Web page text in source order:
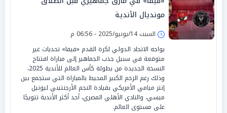
مونديال الأندية
السبت 14/يونيو/2025 - 06:56 م
يواجه الاتحاد الدولي لكرة القدم «فيفا» تحديات غير
متوقعة في سبيل جذب الجماهير إلى مباراة افتتاح
النسخة الجديدة من بطولة كأس العالم للأندية 2025،
وذلك رغم الزخم الكبير المحيط بالمباراة التي ستجمع بين
إنتر ميامي الأمريكي بقيادة النجم الأرجنتيني ليونيل
ميسي، والنادي الأهلي المصري، أحد أكثر الأندية تتويجًا
على مستوى العالم.